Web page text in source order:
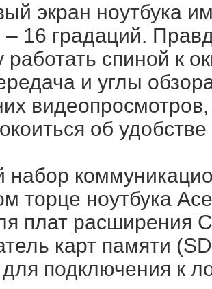
экран ноутбука
– 16 градаций.
работать спиной к
и углы
об
набор
торце ноутбука
плат расширения
карт памяти
подключения к